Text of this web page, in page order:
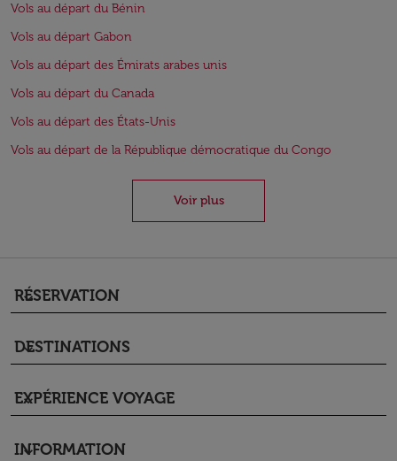
Vols au départ du Bénin
Vols au départ Gabon
Vols au départ des Émirats arabes unis
Vols au départ du Canada
Vols au départ des États-Unis
Vols au départ de la République démocratique du Congo
Voir plus
RÉSERVATION
keyboard_arrow_down
DESTINATIONS
keyboard_arrow_down
EXPÉRIENCE VOYAGE
keyboard_arrow_down
INFORMATION
keyboard_arrow_down